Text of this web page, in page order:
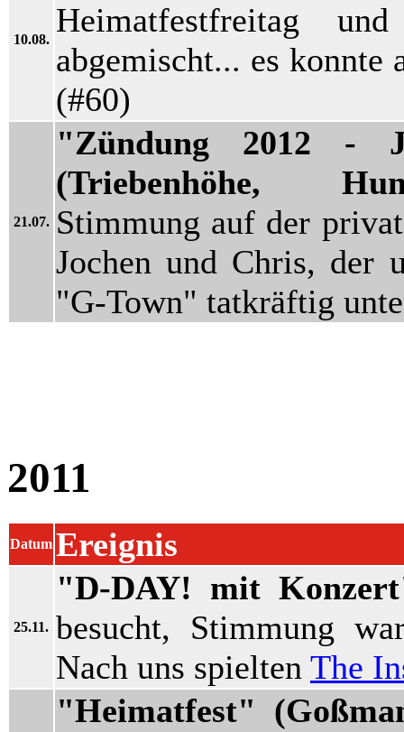
10.08.
Heimatfestfreitag
abgemischt... es konnte
(#60)
21.07.
"Zündung 2012 -
(Triebenhöhe,
Stimmung auf der
Jochen und Chris, der
"G-Town" tatkräftig
2011
Datum Ereignis
25.11.
"D-DAY! mit
besucht, Stimmung
Nach uns spielten The
"Heimatfest"